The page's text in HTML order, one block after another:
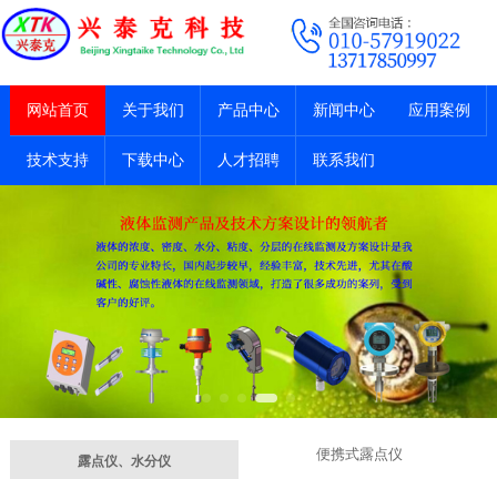
网站首页 关于我们 产品中心 新闻中心 应用案例
技术支持 下载中心 人才招聘 联系我们
露点仪、水分仪 便携式露点仪